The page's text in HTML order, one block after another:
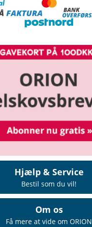
Hjælp & Service
Bestil som du vil!
Om os
Få mere at vide om ORION